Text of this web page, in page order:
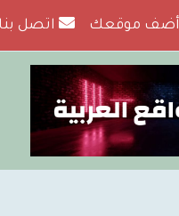
أضف موقعك اتصل بنا